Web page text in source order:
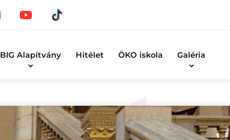
BIG Alapítvány Hitélet ÖKO iskola Galéria